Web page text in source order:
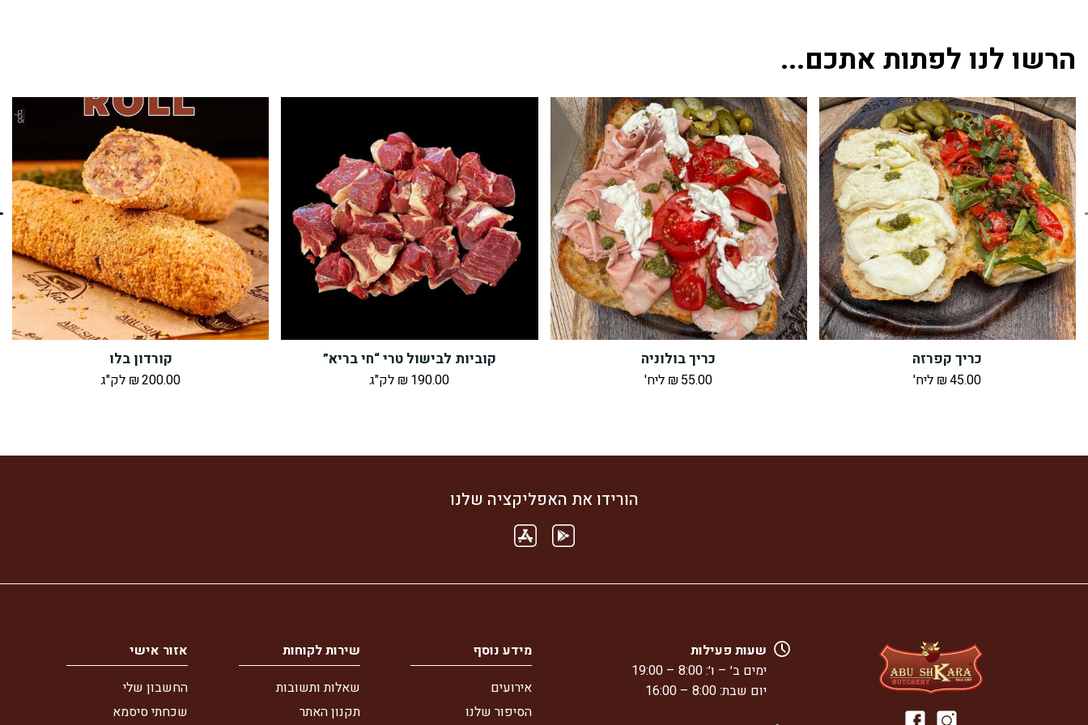
הרשו לנו לפתות אתכם...
כריך קפרזה
₪45.00 ליח'
כריך בולוניה
₪ 55.00 ליח'
קוביות לבישול טרי “חי בריא”
₪ 190.00 לק"ג
קורדון בלו
₪200.00 לק"ג
הורידו את האפליקציה שלנו
שעות פעילות
ימים ב׳ – ו׳: 8:00 – 19:00
יום שבת: 8:00 – 16:00
מידע נוסף
אירועים
הסיפור שלנו
שירות לקוחות
שאלות ותשובות
תקנון האתר
אזור אישי
החשבון שלי
שכחתי סיסמא